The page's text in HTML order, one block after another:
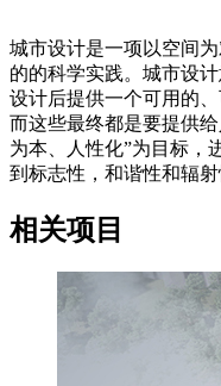
城市设计是一项以空间
的的科学实践。城市设
设计后提供一个可用的
而这些最终都是要提供
为本、人性化”为目标，
到标志性，和谐性和辐射
相关项目